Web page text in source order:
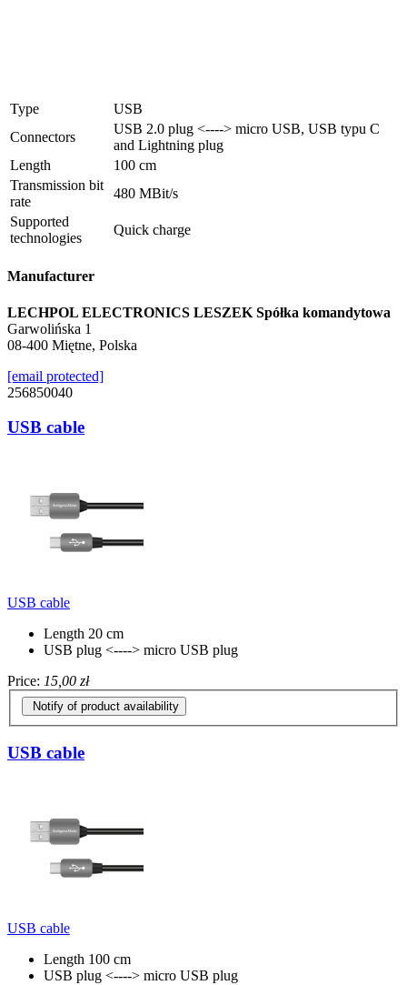
Type
USB
Connectors
USB 2.0 plug <----> micro USB, USB typu C
and Lightning plug
Length
100 cm
Transmission bit
rate
480 MBit/s
Supported
technologies
Quick charge
Manufacturer
LECHPOL ELECTRONICS LESZEK Spółka komandytowa
Garwolińska 1
08-400 Miętne, Polska
[email protected]
256850040
USB cable
USB cable
Length 20 cm
USB plug <----> micro USB plug
Price: 15,00 zł
Notify of product availability
USB cable
USB cable
Length 100 cm
USB plug <----> micro USB plug